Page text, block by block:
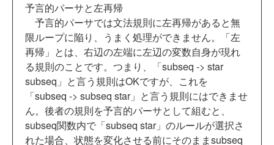
予言的パーサと左再帰
予言的パーサでは文法規則に左再帰があると無
限ループに陥り、うまく処理ができません。「左
再帰」とは、右辺の左端に左辺の変数自身が現れ
る規則のことです。つまり、「subseq -> star
subseq」と言う規則はOKですが、これを
「subseq -> subseq star」と言う規則にはできませ
ん。後者の規則を予言的パーサとして組むと、
subseq関数内で「subseq star」のルールが選択さ
れた場合、状態を変化させる前にそのままsubseq